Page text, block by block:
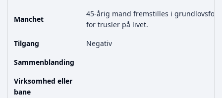
Manchet
45-årig mand fremstilles i
for trusler på livet.
Tilgang
Negativ
Sammenblanding
Virksomhed eller
bane